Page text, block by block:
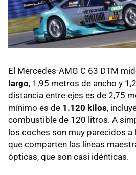
El Mercedes-AMG C 63 DTM
largo, 1,95 metros de ancho y
distancia entre ejes es de 2,75
mínimo es de 1.120 kilos,
combustible de 120 litros. A
los coches son muy parecidos a
que comparten las líneas
ópticas, que son casi idénticas.